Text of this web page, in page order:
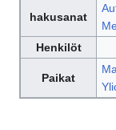
hakusanat
Henkilöt
Paikat